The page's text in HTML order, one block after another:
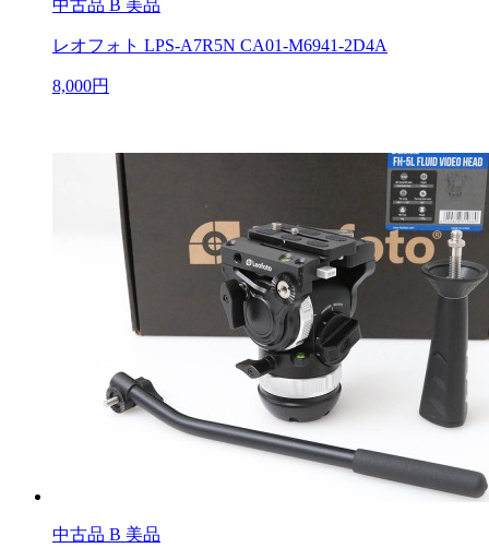
中古品 B 美品
レオフォト LPS-A7R5N CA01-M6941-2D4A
8,000円
中古品 B 美品